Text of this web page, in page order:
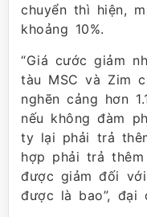
chuyển thì hiện,
khoảng 10%.
“Giá cước giảm
tàu MSC và Zim
nghẽn cảng hơn
nếu không đàm
ty lại phải trả
hợp phải trả
được giảm đối
được là bao”, đại